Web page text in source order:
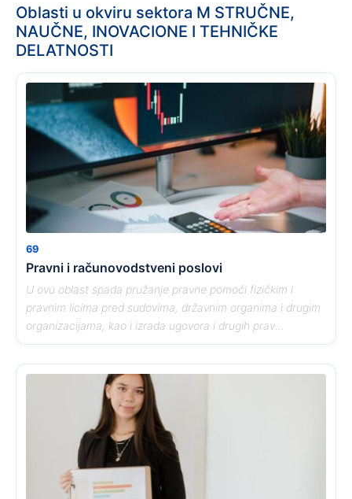
Oblasti u okviru sektora M STRUČNE,
NAUČNE, INOVACIONE I TEHNIČKE
DELATNOSTI
69
Pravni i računovodstveni poslovi
U ovu oblast spada pružanje pravne pomoći fizičkim i
pravnim licima pred sudovima, državnim organima i drugim
organizacijama, kao i izrada ugovora i drugih prav...